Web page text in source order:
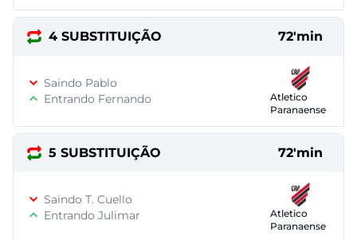
4 SUBSTITUIÇÃO 72'min
Saindo Pablo
Entrando Fernando
Atletico
Paranaense
5 SUBSTITUIÇÃO 72'min
Saindo T. Cuello
Entrando Julimar
Atletico
Paranaense